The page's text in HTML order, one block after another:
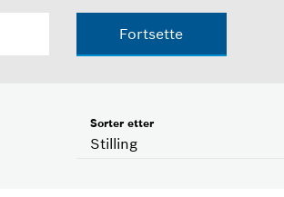
Fortsette
Stilling
Sorter etter